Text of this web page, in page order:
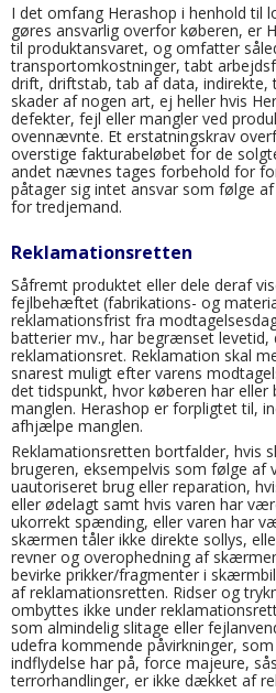
I det omfang Herashop i henhold til
gøres ansvarlig overfor køberen, er
til produktansvaret, og omfatter
transportomkostninger, tabt
drift, driftstab, tab af data,
skader af nogen art, ej heller hvis
defekter, fejl eller mangler ved
ovennævnte. Et erstatningskrav
overstige fakturabeløbet for de
andet nævnes tages forbehold for
påtager sig intet ansvar som følge
for tredjemand.
Reklamationsretten
Såfremt produktet eller dele deraf
fejlbehæftet (fabrikations- og
reklamationsfrist fra
batterier mv., har begrænset levetid,
reklamationsret. Reklamation skal
snarest muligt efter varens
det tidspunkt, hvor køberen har eller
manglen. Herashop er forpligtet til,
afhjælpe manglen.
Reklamationsretten bortfalder, hvis
brugeren, eksempelvis som følge af
uautoriseret brug eller reparation,
eller ødelagt samt hvis varen har
ukorrekt spænding, eller varen har
skærmen tåler ikke direkte sollys,
revner og overophedning af
bevirke prikker/fragmenter i
af reklamationsretten. Ridser og
ombyttes ikke under
som almindelig slitage eller
udefra kommende påvirkninger,
indflydelse har på, force majeure,
terrorhandlinger, er ikke dækket af